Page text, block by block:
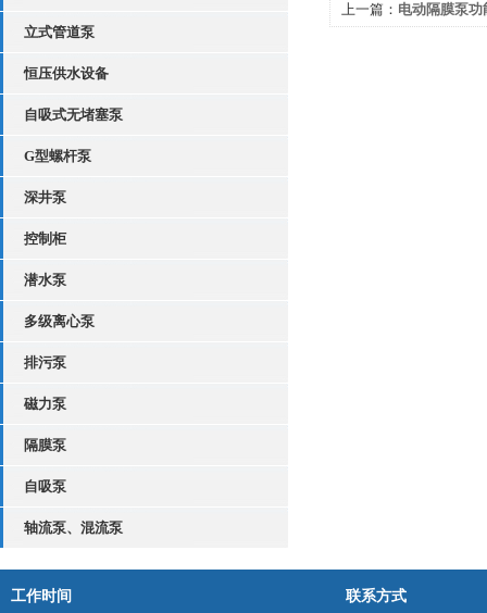
立式管道泵
恒压供水设备
自吸式无堵塞泵
G型螺杆泵
深井泵
控制柜
潜水泵
多级离心泵
排污泵
磁力泵
隔膜泵
自吸泵
轴流泵、混流泵
上一篇： 电动隔膜泵
工作时间 联系方式